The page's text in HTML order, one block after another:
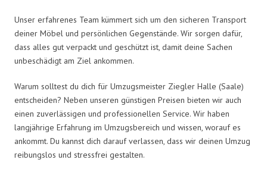
Unser erfahrenes Team kümmert sich um den sicheren Transport
deiner Möbel und persönlichen Gegenstände. Wir sorgen dafür,
dass alles gut verpackt und geschützt ist, damit deine Sachen
unbeschädigt am Ziel ankommen.
Warum solltest du dich für Umzugsmeister Ziegler Halle (Saale)
entscheiden? Neben unseren günstigen Preisen bieten wir auch
einen zuverlässigen und professionellen Service. Wir haben
langjährige Erfahrung im Umzugsbereich und wissen, worauf es
ankommt. Du kannst dich darauf verlassen, dass wir deinen Umzug
reibungslos und stressfrei gestalten.